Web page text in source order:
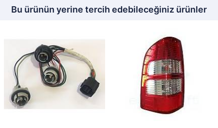
Bu ürünün yerine tercih edebileceğiniz ürünler